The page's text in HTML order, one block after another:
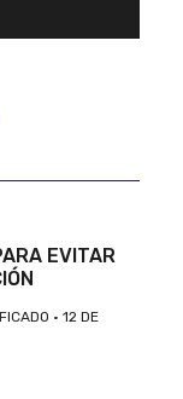
EVITAR
12 DE